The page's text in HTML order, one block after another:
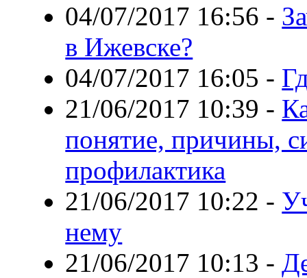
04/07/2017 16:56 -
в Ижевске?
04/07/2017 16:05 -
21/06/2017 10:39 -
понятие, причины,
профилактика
21/06/2017 10:22 -
нему
21/06/2017 10:13 -